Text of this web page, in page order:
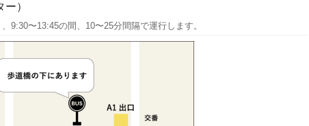
）
9:30〜13:45の間、10〜25分間隔で運行します。